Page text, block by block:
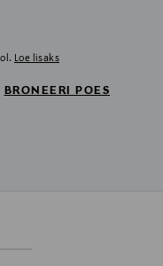
Loe lisaks
BRONEERI POES